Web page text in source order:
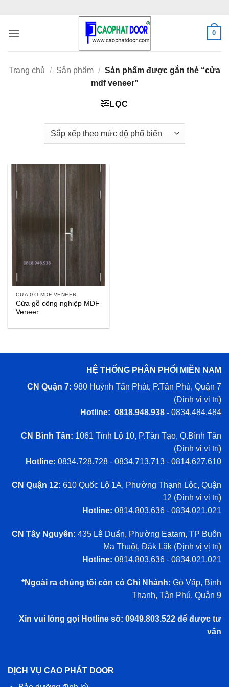
nội
0
Trang chủ / Sản phẩm / Sản phẩm được gắn thẻ “cửa
mdf veneer”
LỌC
CỬA GỖ MDF VENEER
Cửa gỗ công nghiệp MDF
Veneer
HỆ THỐNG PHÂN PHỐI MIỀN NAM
CN Quận 7: 980 Huỳnh Tấn Phát, P.Tân Phú, Quận 7
(Định vị vị trí)
Hotline: 0818.948.938 - 0834.484.484
CN Bình Tân: 1061 Tỉnh Lộ 10, P.Tân Tạo, Q.Bình Tân
(Định vị vị trí)
Hotline: 0834.728.728 - 0834.713.713 - 0814.627.610
CN Quận 12: 610 Quốc Lộ 1A, Phường Thạnh Lộc, Quận
12 (Định vị vị trí)
Hotline: 0814.803.636 - 0834.021.021
CN Tây Nguyên: 435 Lê Duẩn, Phường Eatam, TP Buôn
Ma Thuột, Đăk Lăk (Định vị vị trí)
Hotline: 0814.803.636 - 0834.021.021
*Ngoài ra chúng tôi còn có Chi Nhánh: Gò Vấp, Bình
Thạnh, Tân Phú, Quận 9
Xin vui lòng gọi Hotline số: 0949.803.522 để được tư
vấn
DỊCH VỤ CAO PHÁT DOOR